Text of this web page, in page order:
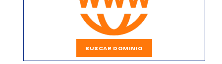
BUSCAR DOMINIO